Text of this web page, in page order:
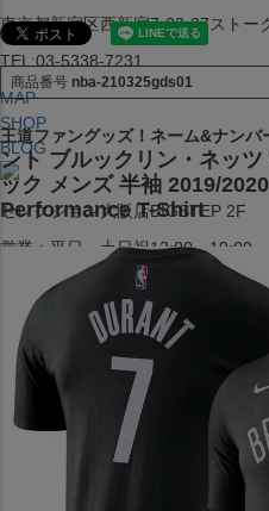
東京都新宿区西新宿7-22-37ストー
TEL:03-5338-7231
MAP
SHOP
BLOG
セレクション大阪店BIGSTEP 2F
営業：平日・土日祝12:00～19:00
〒542-008
大阪府大阪市中央区西心斎橋1丁目6
TEL:06-4708-3300
MAP
商品番号 nba-210325gds01
王道ファングッズ！ネーム&ナンバ
ント ブルックリン・ネッ
ック メンズ 半袖 2019/
Performance T-Shirt